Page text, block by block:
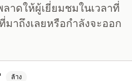
าดให้ผู้เยี่ยมชมในเวลาที่
มาถึงเลยหรือกำลังจะออก
ล้าง